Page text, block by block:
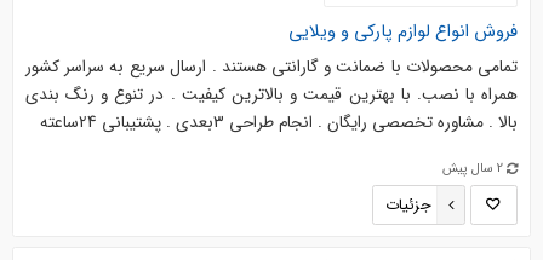
فروش انواع لوازم پارکی و ویلایی
تمامی محصولات با ضمانت و گارانتی هستند . ارسال سریع به سراسر کشور
همراه با نصب. با بهترین قیمت و بالاترین کیفیت . در تنوع و رنگ بندی
بالا . مشاوره تخصصی رایگان . انجام طراحی 3بعدی . پشتیبانی 24ساعته
2 سال پیش
جزئیات